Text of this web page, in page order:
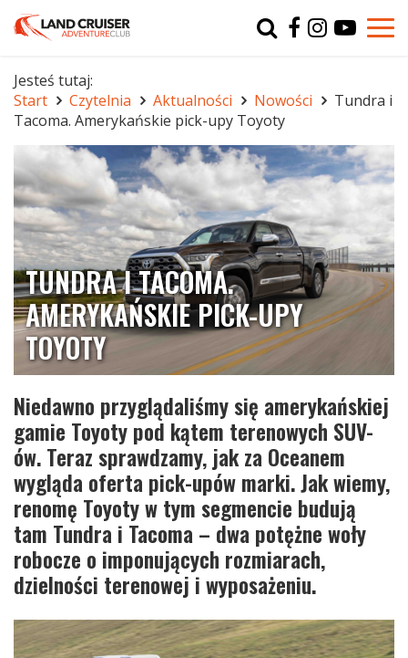
Jesteś tutaj:
Start
Czytelnia Aktualności Nowości
Tundra i
Tacoma. Amerykańskie pick-upy Toyoty
TUNDRA I TACOMA.
AMERYKAŃSKIE PICK-UPY
TOYOTY
Niedawno przyglądaliśmy się amerykańskiej
gamie Toyoty pod kątem terenowych SUV-
ów. Teraz sprawdzamy, jak za Oceanem
wygląda oferta pick-upów marki. Jak wiemy,
renomę Toyoty w tym segmencie budują
tam Tundra i Tacoma – dwa potężne woły
robocze o imponujących rozmiarach,
dzielności terenowej i wyposażeniu.